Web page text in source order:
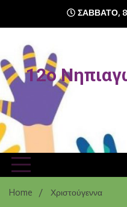
content
ΣΆΒΒΑΤΟ, 8
12o
Home Χριστούγεννα